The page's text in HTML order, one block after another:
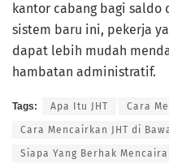
kantor cabang bagi saldo
sistem baru ini, pekerja
dapat lebih mudah
hambatan administratif.
Tags: Apa Itu JHT Cara
Cara Mencairkan JHT di
Siapa Yang Berhak